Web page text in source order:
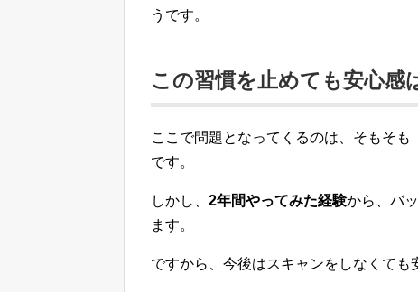
うです。
この習慣を止めても安心感
ここで問題となってくるのは、そもそ
です。
しかし、 2年間やってみた経験から、バ
ます。
ですから、今後はスキャンをしなくても